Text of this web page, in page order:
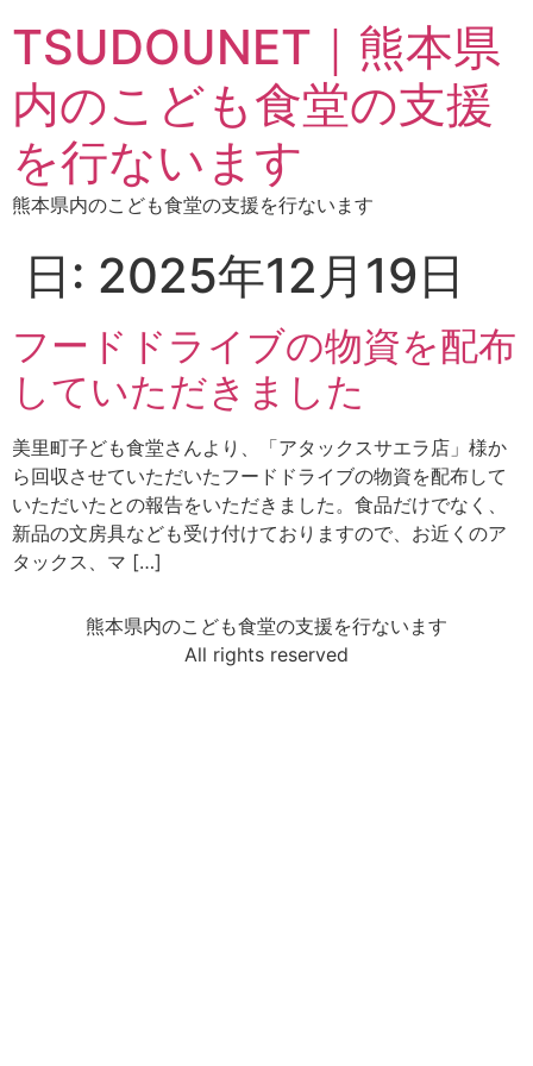
TSUDOUNET｜熊本県
内のこども食堂の支援
を行ないます
熊本県内のこども食堂の支援を行ないます
日: 2025年12月19日
フードドライブの物資を配布
していただきました
美里町子ども食堂さんより、「アタックスサエラ店」様か
ら回収させていただいたフードドライブの物資を配布して
いただいたとの報告をいただきました。食品だけでなく、
新品の文房具なども受け付けておりますので、お近くのア
タックス、マ […]
熊本県内のこども食堂の支援を行ないます
All rights reserved